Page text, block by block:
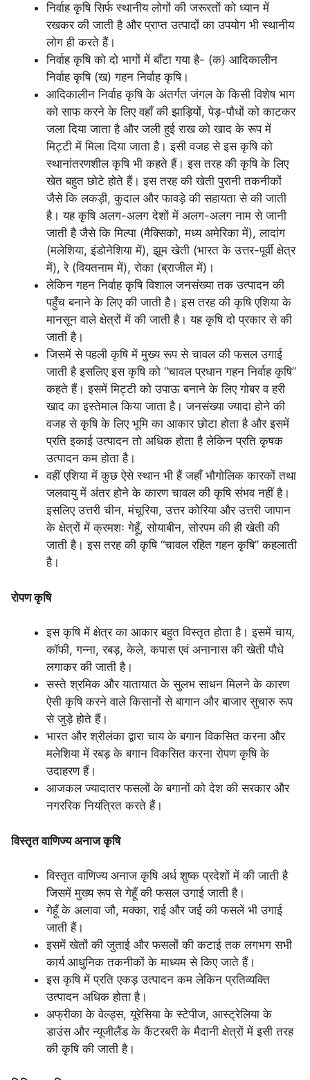
निर्वाह कृषि सिर्फ स्थानीय लोगों की जरूरतों को ध्यान में
रखकर की जाती है और प्राप्त उत्पादों का उपयोग भी स्थानीय
लोग ही करते हैं।
निर्वाह कृषि को दो भागों में बाँटा गया है- (क) आदिकालीन
निर्वाह कृषि (ख) गहन निर्वाह कृषि।
आदिकालीन निर्वाह कृषि के अंतर्गत जंगल के किसी विशेष भाग
को साफ करने के लिए वहाँ की झाड़ियों, पेड़-पौधों को काटकर
जला दिया जाता है और जली हुई राख को खाद के रूप में
मिट्टी में मिला दिया जाता है। इसी वजह से इस कृषि को
स्थानांतरणशील कृषि भी कहते हैं। इस तरह की कृषि के लिए
खेत बहुत छोटे होते हैं। इस तरह की खेती पुरानी तकनीकों
जैसे कि लकड़ी, कुदाल और फावड़े की सहायता से की जाती
है। यह कृषि अलग-अलग देशों में अलग-अलग नाम से जानी
जाती है जैसे कि मिल्पा (मैक्सिको, मध्य अमेरिका में), लादांग
(मलेशिया, इंडोनेशिया में), झूम खेती (भारत के उत्तर-पूर्वी क्षेत्र
में), रे (वियतनाम में), रोका (ब्राजील में)।
लेकिन गहन निर्वाह कृषि विशाल जनसंख्या तक उत्पादन की
पहुँच बनाने के लिए की जाती है। इस तरह की कृषि एशिया के
मानसून वाले क्षेत्रों में की जाती है। यह कृषि दो प्रकार से की
जाती है।
जिसमें से पहली कृषि में मुख्य रूप से चावल की फसल उगाई
जाती है इसलिए इस कृषि को “चावल प्रधान गहन निर्वाह कृषि”
कहते हैं। इसमें मिट्टी को उपाऊ बनाने के लिए गोबर व हरी
खाद का इस्तेमाल किया जाता है। जनसंख्या ज्यादा होने की
वजह से कृषि के लिए भूमि का आकार छोटा होता है और इसमें
प्रति इकाई उत्पादन तो अधिक होता है लेकिन प्रति कृषक
उत्पादन कम होता है।
वहीं एशिया में कुछ ऐसे स्थान भी हैं जहाँ भौगोलिक कारकों तथा
जलवायु में अंतर होने के कारण चावल की कृषि संभव नहीं है।
इसलिए उत्तरी चीन, मंचूरिया, उत्तर कोरिया और उत्तरी जापान
के क्षेत्रों में क्रमशः गेहूँ, सोयाबीन, सोरपम की ही खेती की
जाती है। इस तरह की कृषि “चावल रहित गहन कृषि” कहलाती
है।
रोपण कृषि
इस कृषि में क्षेत्र का आकार बहुत विस्तृत होता है। इसमें चाय,
कॉफी, गन्ना, रबड़, केले, कपास एवं अनानास की खेती पौधे
लगाकर की जाती है।
सस्ते श्रमिक और यातायात के सुलभ साधन मिलने के कारण
ऐसी कृषि करने वाले किसानों से बागान और बाजार सुचारु रूप
से जुड़े होते हैं।
भारत और श्रीलंका द्वारा चाय के बगान विकसित करना और
मलेशिया में रबड़ के बगान विकसित करना रोपण कृषि के
उदाहरण हैं।
आजकल ज्यादातर फसलों के बगानों को देश की सरकार और
नगररिक नियंत्रित करते हैं।
विस्तृत वाणिज्य अनाज कृषि
विस्तृत वाणिज्य अनाज कृषि अर्ध शुष्क प्रदेशों में की जाती है
जिसमें मुख्य रूप से गेहूँ की फसल उगाई जाती है।
गेहूँ के अलावा जौ, मक्का, राई और जई की फसलें भी उगाई
जाती हैं।
इसमें खेतों की जुताई और फसलों की कटाई तक लगभग सभी
कार्य आधुनिक तकनीकों के माध्यम से किए जाते हैं।
इस कृषि में प्रति एकड़ उत्पादन कम लेकिन प्रतिव्यक्ति
उत्पादन अधिक होता है।
अफ्रीका के वेल्ड्स, यूरेसिया के स्टेपीज, आस्ट्रेलिया के
डाउंस और न्यूजीलैंड के कैंटरबरी के मैदानी क्षेत्रों में इसी तरह
की कृषि की जाती है।